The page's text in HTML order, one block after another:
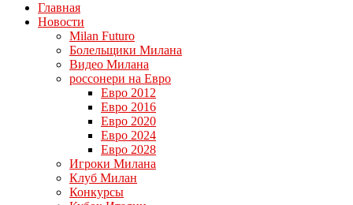
Главная
Новости
Milan Futuro
Болельщики Милана
Видео Милана
россонери на Евро
Евро 2012
Евро 2016
Евро 2020
Евро 2024
Евро 2028
Игроки Милана
Клуб Милан
Конкурсы